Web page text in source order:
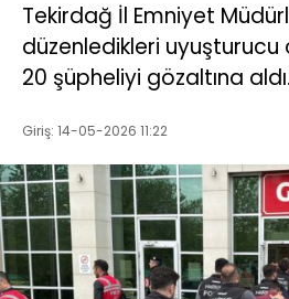
Tekirdağ İl Emniyet
düzenledikleri
20 şüpheliyi gözaltına aldı.
Giriş: 14-05-2026 11:22